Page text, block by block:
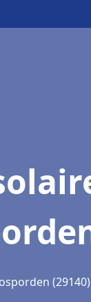
(29140)